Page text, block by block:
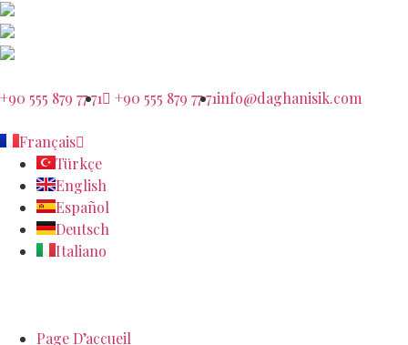
+90 555 879 77 71 +90 555 879 77 71info@daghanisik.com
Français
Türkçe
English
Español
Deutsch
Italiano
Page D’accueil